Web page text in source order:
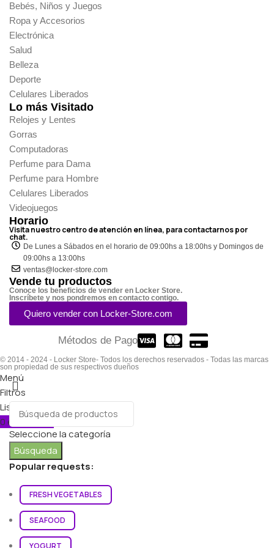
Bebés, Niños y Juegos
Ropa y Accesorios
Electrónica
Salud
Belleza
Deporte
Celulares Liberados
Lo más Visitado
Relojes y Lentes
Gorras
Computadoras
Perfume para Dama
Perfume para Hombre
Celulares Liberados
Videojuegos
Horario
Visita nuestro centro de atención en línea, para contactarnos por
chat.
De Lunes a Sábados en el horario de 09:00hs a 18:00hs y Domingos de
09:00hs a 13:00hs
ventas@locker-store.com
Vende tu productos
Conoce los beneficios de vender en Locker Store.
Inscríbete y nos pondremos en contacto contigo.
Quiero vender con Locker-Store.com
Métodos de Pago
© 2014 - 2024 - Locker Store- Todos los derechos reservados - Todas las marcas
son propiedad de sus respectivos dueños
Seleccione la categoría
Búsqueda
Popular requests:
FRESH VEGETABLES
SEAFOOD
YOGURT
Menú
Filtros
Lista de deseos
0 elementosCarro